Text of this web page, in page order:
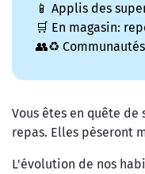
📱 Applis des
🛒 En magasin:
👥♻️
Vous êtes en quête
repas. Elles pèseront
L'évolution de nos